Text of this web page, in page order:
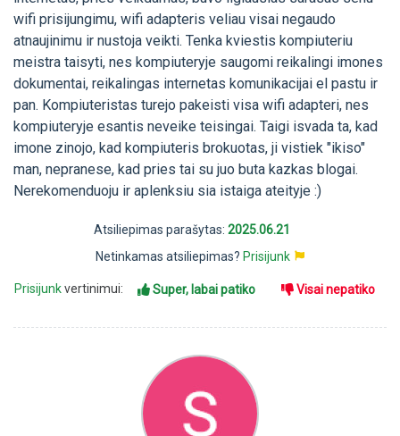
wifi prisijungimu, wifi adapteris veliau visai negaudo
atnaujinimu ir nustoja veikti. Tenka kviestis kompiuteriu
meistra taisyti, nes kompiuteryje saugomi reikalingi imones
dokumentai, reikalingas internetas komunikacijai el pastu ir
pan. Kompiuteristas turejo pakeisti visa wifi adapteri, nes
kompiuteryje esantis neveike teisingai. Taigi isvada ta, kad
imone zinojo, kad kompiuteris brokuotas, ji vistiek "ikiso"
man, nepranese, kad pries tai su juo buta kazkas blogai.
Nerekomenduoju ir aplenksiu sia istaiga ateityje :)
Atsiliepimas parašytas: 2025.06.21
Netinkamas atsiliepimas? Prisijunk
Prisijunkvertinimui: Super, labai patiko Visai nepatiko